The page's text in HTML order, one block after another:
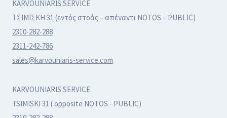
KARVOUNIARIS SERVICE
ΤΣΙΜΙΣΚΗ 31 (εντός στοάς – απέναντι NOTOS – PUBLIC)
2310-282-288
2311-242-786
sales@karvouniaris-service.com
KARVOUNIARIS SERVICE
TSIMISKI 31 ( opposite NOTOS - PUBLIC)